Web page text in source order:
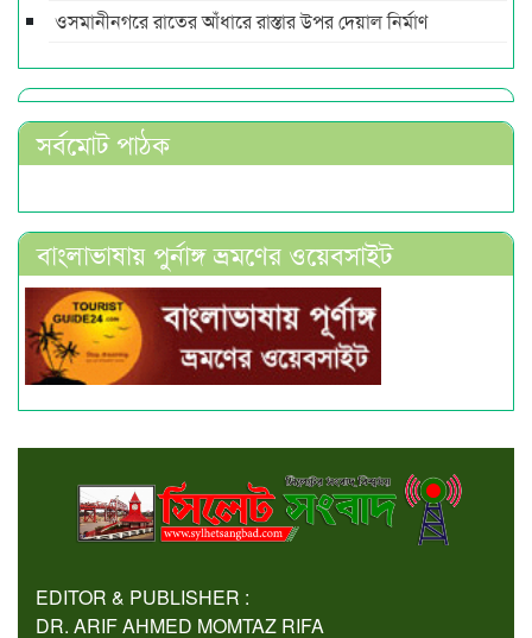
ওসমানীনগরে রাতের আঁধারে রাস্তার উপর দেয়াল নির্মাণ
সর্বমোট পাঠক
বাংলাভাষায় পুর্নাঙ্গ ভ্রমণের ওয়েবসাইট
EDITOR & PUBLISHER :
DR. ARIF AHMED MOMTAZ RIFA